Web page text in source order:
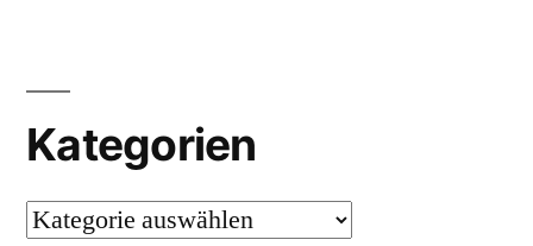
Kategorien
Kategorien